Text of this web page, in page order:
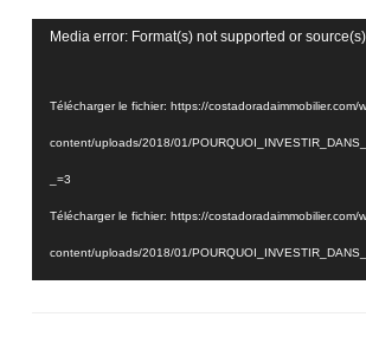
Lecteur
Media error: Format(s) not supported or
Télécharger le fichier: https://costadoradaimmobilier.com/
content/uploads/2018/01/
_=3
Télécharger le fichier: https://costadoradaimmobilier.com/
content/uploads/2018/01/